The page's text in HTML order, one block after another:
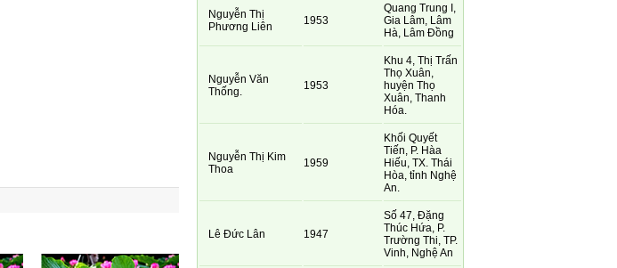
Nguyễn Thị
Phương Liên
1953
Quang Trung I,
Gia Lâm, Lâm
Hà, Lâm Đồng
Nguyễn Văn
Thống.
1953
Khu 4, Thị Trấn
Thọ Xuân,
huyện Thọ
Xuân, Thanh
Hóa.
Nguyễn Thị Kim
Thoa
1959
Khối Quyết
Tiến, P. Hàa
Hiếu, TX. Thái
Hòa, tỉnh Nghệ
An.
Lê Đức Lân 1947
Số 47, Đặng
Thúc Hứa, P.
Trường Thi, TP.
Vinh, Nghệ An